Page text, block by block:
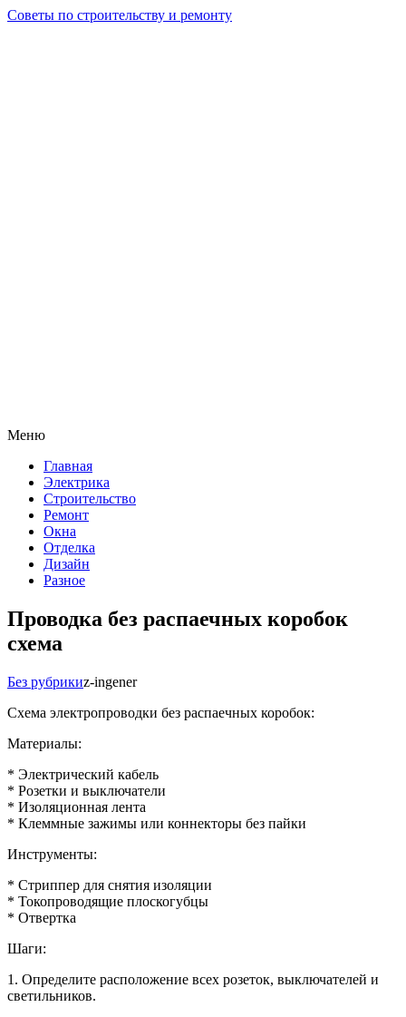
Советы по строительству и ремонту
Меню
Главная
Электрика
Строительство
Ремонт
Окна
Отделка
Дизайн
Разное
Проводка без распаечных коробок
схема
Без рубрикиz-ingener
Схема электропроводки без распаечных коробок:
Материалы:
* Электрический кабель
* Розетки и выключатели
* Изоляционная лента
* Клеммные зажимы или коннекторы без пайки
Инструменты:
* Стриппер для снятия изоляции
* Токопроводящие плоскогубцы
* Отвертка
Шаги:
1. Определите расположение всех розеток, выключателей и
светильников.